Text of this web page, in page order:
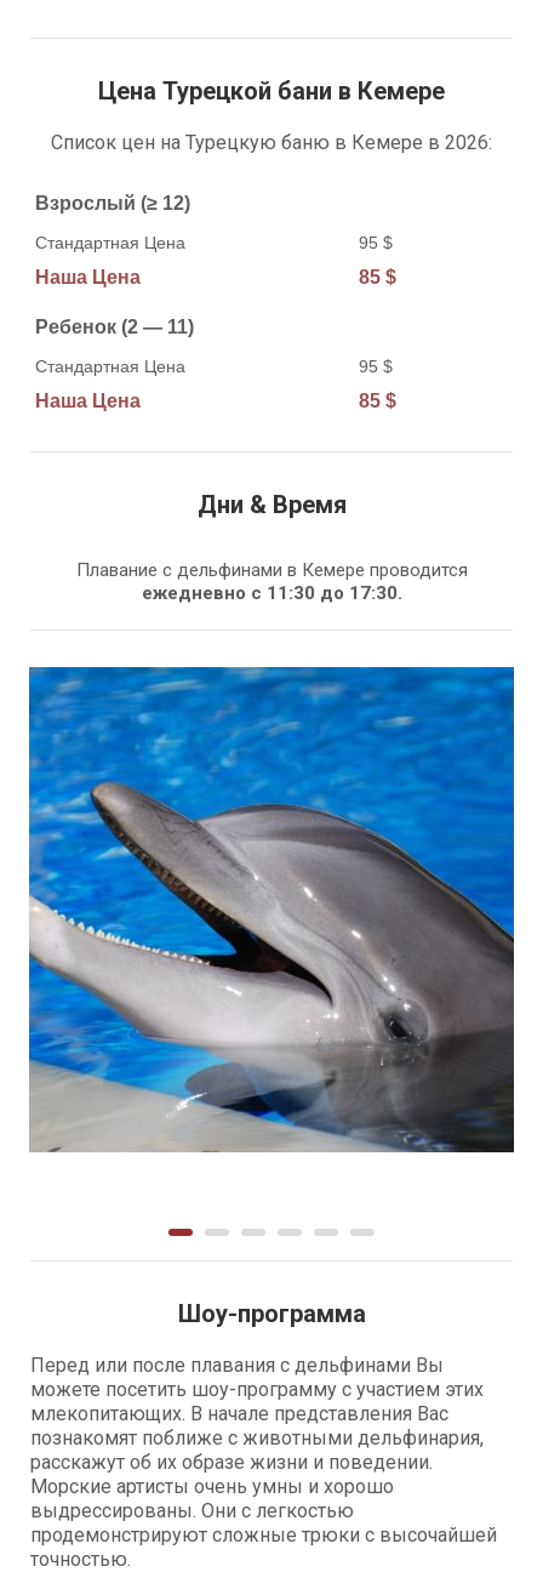
Цена Турецкой бани в Кемере
Список цен на Турецкую баню в Кемере в 2026:
Возраст Стандартная Цена
Взрослый (≥ 12)
95 $
85 $
Ребенок (2 — 11)
95 $
85 $
Дни & Время
Плавание с дельфинами в Кемере проводится
ежедневно с 11:30 до 17:30.
Шоу-программа
Перед или после плавания с дельфинами Вы
можете посетить шоу-программу с участием этих
млекопитающих. В начале представления Вас
познакомят поближе с животными дельфинария,
расскажут об их образе жизни и поведении.
Морские артисты очень умны и хорошо
выдрессированы. Они с легкостью
продемонстрируют сложные трюки с высочайшей
точностью.